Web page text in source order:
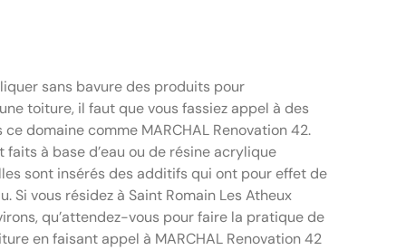
sans bavure des produits pour
toiture, il faut que vous fassiez appel à des
domaine comme MARCHAL Renovation 42.
à base d’eau ou de résine acrylique
sont insérés des additifs qui ont pour effet de
Si vous résidez à Saint Romain Les Atheux
qu’attendez-vous pour faire la pratique de
en faisant appel à MARCHAL Renovation 42